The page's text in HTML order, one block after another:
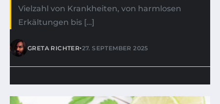
Vielzahl von Krankheiten, von harmlosen
Erkältungen bis […]
GRETA RICHTER•27. SEPTEMBER 2025